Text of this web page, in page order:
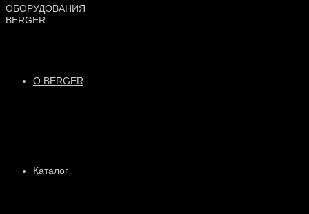
О BERGER
Каталог